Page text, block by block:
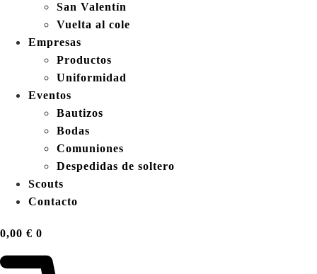
San Valentín
Vuelta al cole
Empresas
Productos
Uniformidad
Eventos
Bautizos
Bodas
Comuniones
Despedidas de soltero
Scouts
Contacto
0,00 € 0